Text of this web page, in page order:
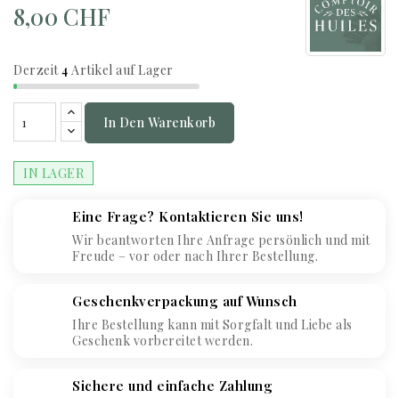
Derzeit4 Artikel auf Lager
8,00 CHF
In Den Warenkorb
IN LAGER
Eine Frage? Kontaktieren Sie uns!
Wir beantworten Ihre Anfrage persönlich und mit
Freude – vor oder nach Ihrer Bestellung.
Geschenkverpackung auf Wunsch
Ihre Bestellung kann mit Sorgfalt und Liebe als
Geschenk vorbereitet werden.
Sichere und einfache Zahlung